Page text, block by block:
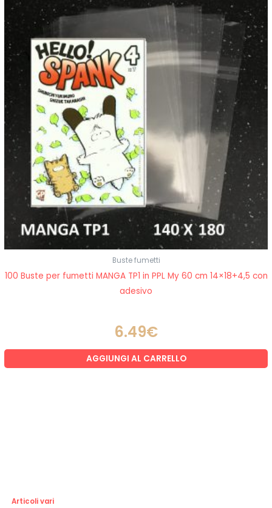
Buste fumetti
100 Buste per fumetti MANGA TP1 in PPL My 60 cm 14×18+4,5 con
adesivo
6.49€
AGGIUNGI AL CARRELLO
Articoli vari